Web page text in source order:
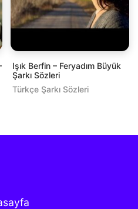
Işık Berfin – Feryadım Büyük
Şarkı Sözleri
Türkçe Şarkı Sözleri